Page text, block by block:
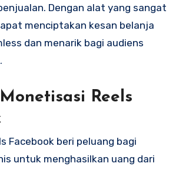
Dengan alat yang sangat
menciptakan kesan belanja
dan menarik bagi audiens
Reels
Facebook beri peluang bagi
untuk menghasilkan uang dari